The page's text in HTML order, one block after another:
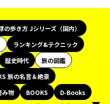
の歩き方 Jシリーズ（国内）
ランキング&テクニック
歴史時代
旅の図鑑
旅の名言＆絶景
み物 BOOKS
D-Books